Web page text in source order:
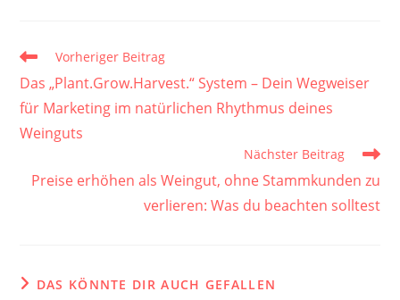
Weitere
ansehen
Vorheriger Beitrag
Das „Plant.Grow.Harvest.“ System – Dein Wegweiser
für Marketing im natürlichen Rhythmus deines
Weinguts
Nächster Beitrag
Preise erhöhen als Weingut, ohne Stammkunden zu
verlieren: Was du beachten solltest
DAS KÖNNTE DIR AUCH GEFALLEN